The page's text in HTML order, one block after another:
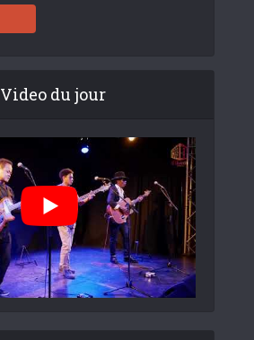
Video du jour